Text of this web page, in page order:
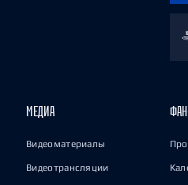
МЕДИА
Видеоматериалы
Видеотрансляции